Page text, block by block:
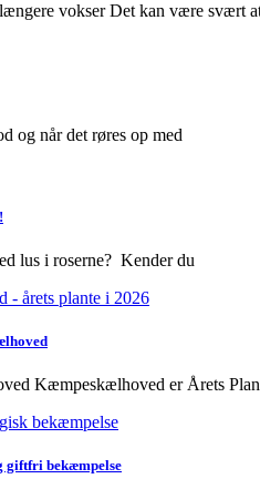
vokser Det kan være svært
og når det røres op med
lus i roserne? Kender du
Kæmpeskælhoved er Årets
giftfri bekæmpelse